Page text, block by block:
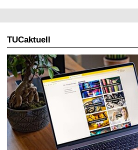
TUCaktuell